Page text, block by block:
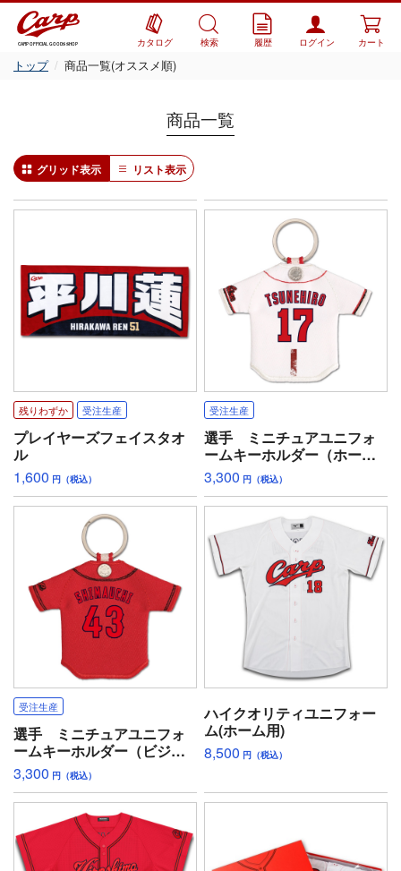
CARP OFFICIAL GOODS SHOP カタログ 検索 履歴 ログイン カート
トップ 商品一覧(オススメ順)
商品一覧
グリッド表示 リスト表示
残りわずか 受注生産
プレイヤーズフェイスタオ
ル
1,600 円（税込）
受注生産
選手 ミニチュアユニフォ
ームキーホルダー（ホー
ム）
3,300 円（税込）
受注生産
選手 ミニチュアユニフォ
ームキーホルダー（ビジタ
ー）
3,300 円（税込）
ハイクオリティユニフォー
ム(ホーム用)
8,500 円（税込）